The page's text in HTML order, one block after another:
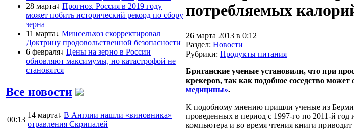
28 марта↓ Прогноз. Россия в 2019 году
может побить исторический рекорд по сбору
зерна
11 марта↓ Минсельхоз скорректировал
Доктрину продовольственной безопасности
6 февраля↓ Цены на зерно в России
обновляют максимумы, но катастрофой не
становятся
Все новости
00:13
14 марта↓ В Англии нашли «виновника»
отравления Скрипалей
потребляемых
26 марта 2013 в 0:12
Раздел: Новости
Рубрики: Продукты питания
Британские ученые установили, что при
крекеров, так как подобное соседство
медицины».
К подобному мнению пришли ученые из
проведенных в период с 1997-го по 2011-й
компьютера и во время чтения книги